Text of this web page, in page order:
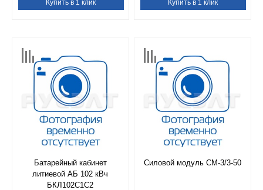
Купить в 1 клик Купить в 1 клик
Батарейный кабинет
литиевой АБ 102 кВч
БКЛ102С1С2
Силовой модуль СМ-3/3-50